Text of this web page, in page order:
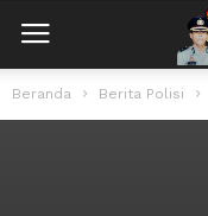
Beranda Berita Polisi